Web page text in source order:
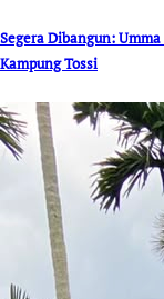
Segera Dibangun:
Kampung Tossi